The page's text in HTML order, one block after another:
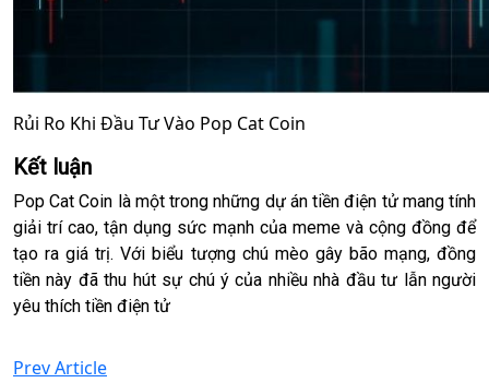
Rủi Ro Khi Đầu Tư Vào Pop Cat Coin
Kết luận
Pop Cat Coin là một trong những dự án tiền điện tử mang tính
giải trí cao, tận dụng sức mạnh của meme và cộng đồng để
tạo ra giá trị. Với biểu tượng chú mèo gây bão mạng, đồng
tiền này đã thu hút sự chú ý của nhiều nhà đầu tư lẫn người
yêu thích tiền điện tử
Prev Article